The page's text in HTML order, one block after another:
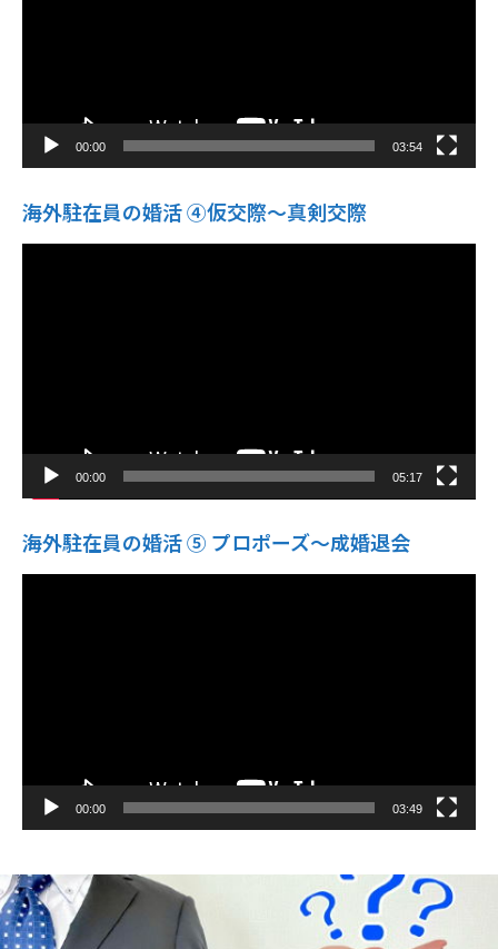
00:00 03:54
海外駐在員の婚活 ④仮交際〜真剣交際
動
00:00 05:17
海外駐在員の婚活 ⑤ プロポーズ〜成婚退会
動
00:00 03:49